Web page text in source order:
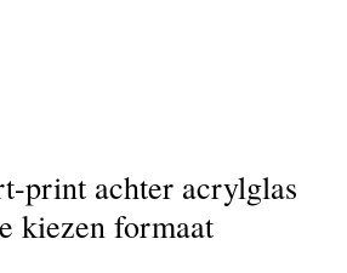
print achter acrylglas
kiezen formaat